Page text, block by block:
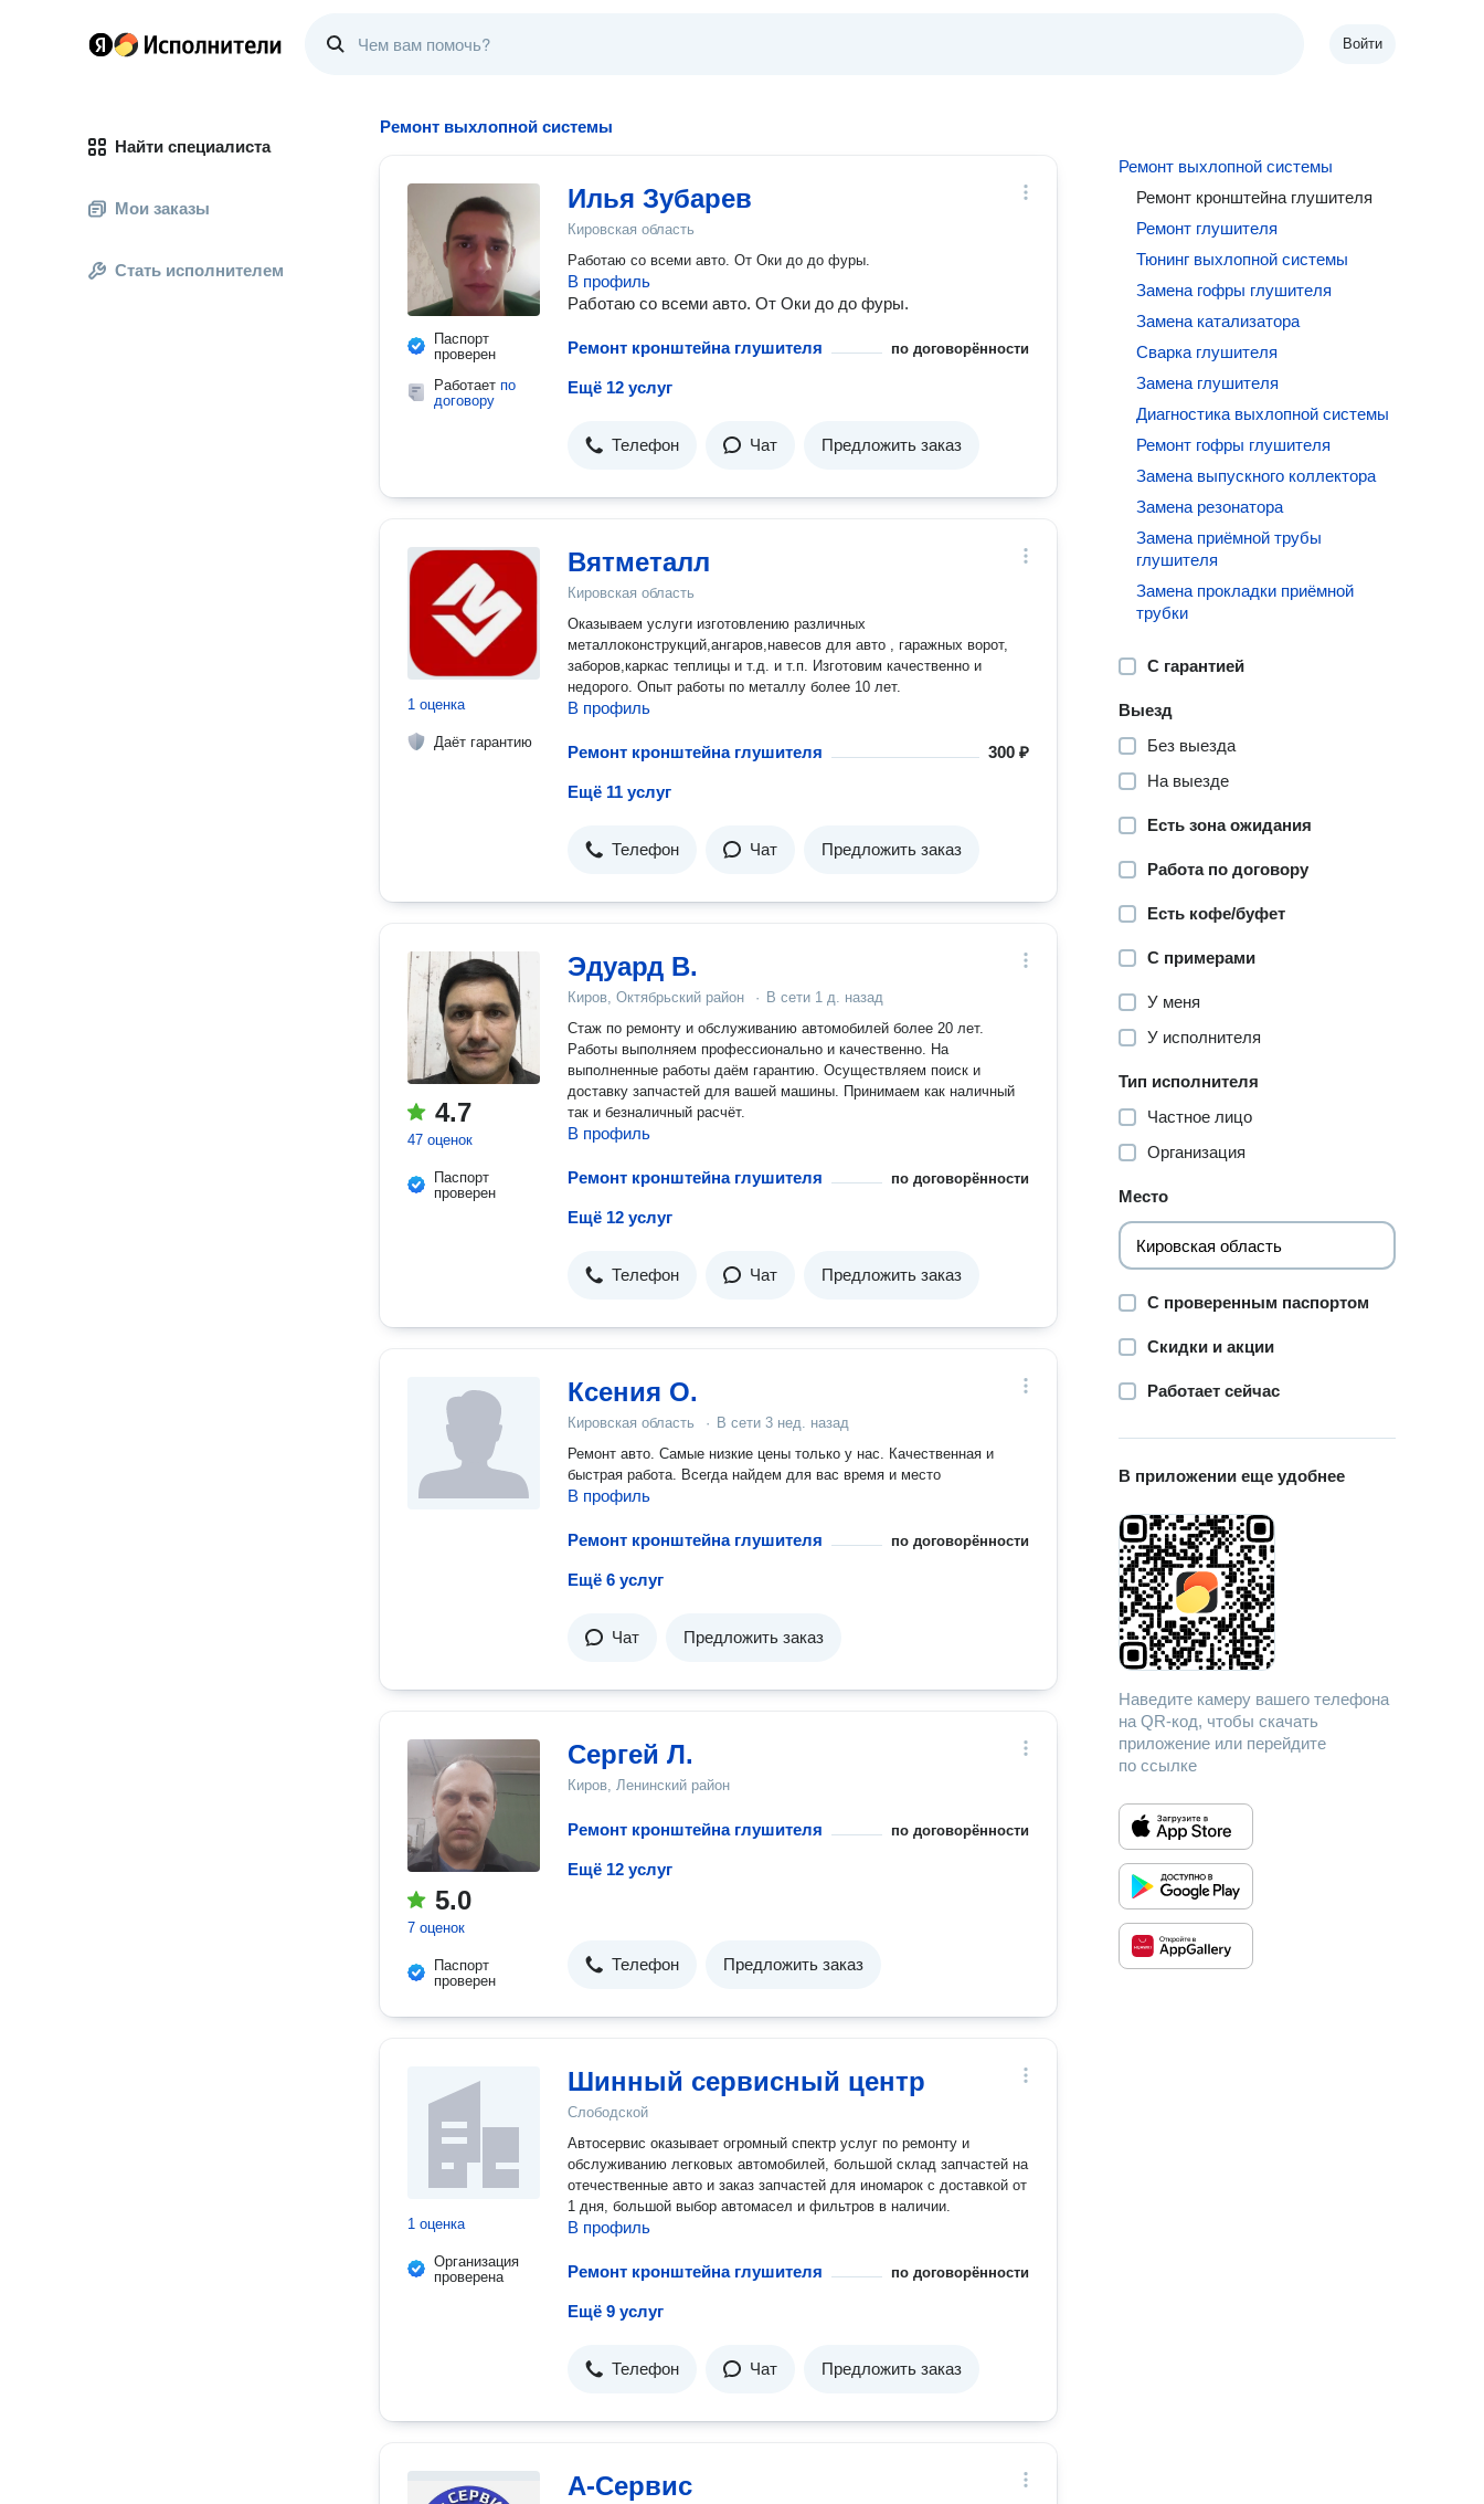
Войти
Найти специалиста
Мои заказы
Стать исполнителем
Ремонт выхлопной системы
Паспорт
проверен
Работает по
договору
Илья Зубарев
Кировская область
Работаю со всеми авто. От Оки до до фуры.
В профиль
Работаю со всеми авто. От Оки до до фуры.
Ремонт кронштейна глушителя по договорённости
Ещё 12 услуг
Телефон Чат Предложить заказ
1 оценка
Даёт гарантию
Вятметалл
Кировская область
Оказываем услуги изготовлению различных
металлоконструкций,ангаров,навесов для авто , гаражных ворот,
заборов,каркас теплицы и т.д. и т.п. Изготовим качественно и
недорого. Опыт работы по металлу более 10 лет.
В профиль
Ремонт кронштейна глушителя 300 ₽
Ещё 11 услуг
Телефон Чат Предложить заказ
4.7
47 оценок
Паспорт
проверен
Эдуард В.
Киров, Октябрьский район · В сети 1 д. назад
Стаж по ремонту и обслуживанию автомобилей более 20 лет.
Работы выполняем профессионально и качественно. На
выполненные работы даём гарантию. Осуществляем поиск и
доставку запчастей для вашей машины. Принимаем как наличный
так и безналичный расчёт.
В профиль
Ремонт кронштейна глушителя по договорённости
Ещё 12 услуг
Телефон Чат Предложить заказ
Ксения О.
Кировская область · В сети 3 нед. назад
Ремонт авто. Самые низкие цены только у нас. Качественная и
быстрая работа. Всегда найдем для вас время и место
В профиль
Ремонт кронштейна глушителя по договорённости
Ещё 6 услуг
Чат Предложить заказ
5.0
7 оценок
Паспорт
проверен
Сергей Л.
Киров, Ленинский район
Ремонт кронштейна глушителя по договорённости
Ещё 12 услуг
Телефон Предложить заказ
1 оценка
Организация
проверена
Шинный сервисный центр
Слободской
Автосервис оказывает огромный спектр услуг по ремонту и
обслуживанию легковых автомобилей, большой склад запчастей на
отечественные авто и заказ запчастей для иномарок с доставкой от
1 дня, большой выбор автомасел и фильтров в наличии.
В профиль
Ремонт кронштейна глушителя по договорённости
Ещё 9 услуг
Телефон Чат Предложить заказ
А-Сервис
Ремонт выхлопной системы
Ремонт кронштейна глушителя
Ремонт глушителя
Тюнинг выхлопной системы
Замена гофры глушителя
Замена катализатора
Сварка глушителя
Замена глушителя
Диагностика выхлопной системы
Ремонт гофры глушителя
Замена выпускного коллектора
Замена резонатора
Замена приёмной трубы
глушителя
Замена прокладки приёмной
трубки
С гарантией
Выезд
Без выезда
На выезде
Есть зона ожидания
Работа по договору
Есть кофе/буфет
С примерами
У меня
У исполнителя
Тип исполнителя
Частное лицо
Организация
Место
С проверенным паспортом
Скидки и акции
Работает сейчас
В приложении еще удобнее
Наведите камеру вашего телефона
на QR-код, чтобы скачать
приложение или перейдите
по ссылке